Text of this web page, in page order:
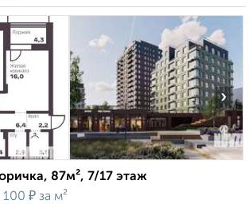
›
87м², 7/17 этаж
100 ₽ за м²